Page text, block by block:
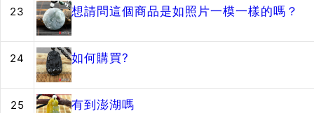
23 想請問這個商品是如照片一模一樣的嗎？
24 如何購買?
25 有到澎湖嗎